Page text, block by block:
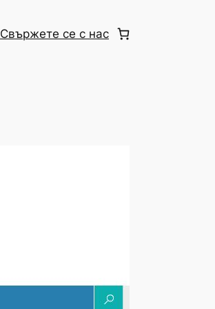
Свържете се с нас